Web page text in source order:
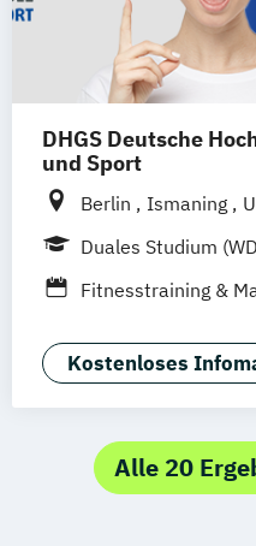
DHGS Deutsche
und Sport
Berlin Ismaning
Köln
Frankfurt
Duales Studium
Fitnesstraining &
Physician Assistant
Positive
Sport und
Kostenloses
Alle 20